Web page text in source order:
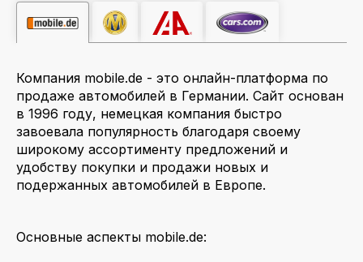
Компания mobile.de - это онлайн-платформа по
продаже автомобилей в Германии. Сайт основан
в 1996 году, немецкая компания быстро
завоевала популярность благодаря своему
широкому ассортименту предложений и
удобству покупки и продажи новых и
подержанных автомобилей в Европе.
Основные аспекты mobile.de: